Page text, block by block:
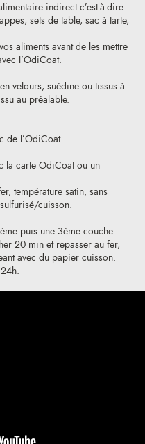
indirect c’est-à-dire
sets de table, sac à tarte,
aliments avant de les mettre
l’OdiCoat.
velours, suédine ou tissus à
au préalable.
de l’OdiCoat.
la carte OdiCoat ou un
température satin, sans
cuisson.
puis une 3ème couche.
20 min et repasser au fer,
avec du papier cuisson.